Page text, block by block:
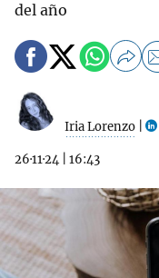
del año
Iria Lorenzo
26·11·24 16:43